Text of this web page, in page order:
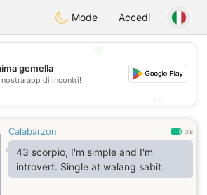
PhilippinesChat
Mode Accedi
💕
gemella
app di incontri!
Calabarzon 0.8
43 scorpio, I'm simple and I'm
introvert. Single at walang sabit.